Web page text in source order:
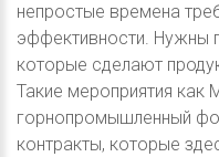
непростые времена
эффективности. Нужны
которые сделают
Такие мероприятия как
горнопромышленный
контракты, которые